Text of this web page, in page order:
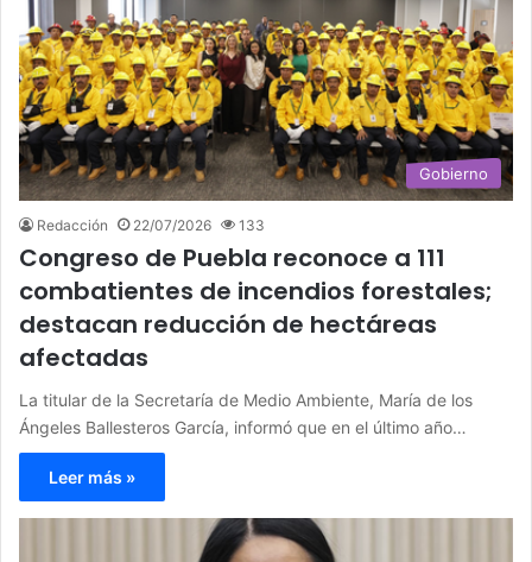
Gobierno
Redacción 22/07/2026 133
Congreso de Puebla reconoce a 111
combatientes de incendios forestales;
destacan reducción de hectáreas
afectadas
La titular de la Secretaría de Medio Ambiente, María de los
Ángeles Ballesteros García, informó que en el último año…
Leer más »